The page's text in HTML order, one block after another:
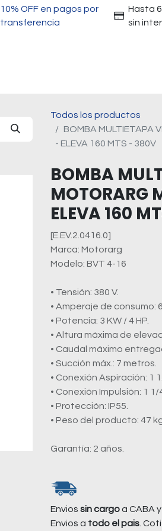
10% OFF en pagos por
transferencia
Hasta
sin
Todos los productos
BOMBA MULTIETAPA
- ELEVA 160 MTS - 380V
BOMBA
MOTORARG
ELEVA 160
[E.EV.2.0416.0]
Marca: Motorarg
Modelo: BVT 4-16
• Tensión: 380 V.
• Amperaje de consumo:
• Potencia: 3 KW / 4 HP.
• Altura máxima de
• Caudal máximo
• Succión máx.: 7 metros.
• Conexión Aspiración: 1
• Conexión Impulsión: 1 1/
• Protección: IP55.
• Peso del producto: 47
Garantía: 2 años.
Envios sin cargoa CABA
Envios a todo el pais .